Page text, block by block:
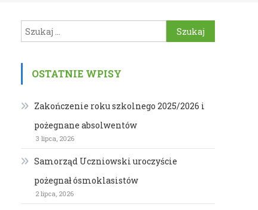
Szukaj:
OSTATNIE WPISY
Zakończenie roku szkolnego 2025/2026 i
pożegnane absolwentów
3 lipca, 2026
Samorząd Uczniowski uroczyście
pożegnał ósmoklasistów
2 lipca, 2026